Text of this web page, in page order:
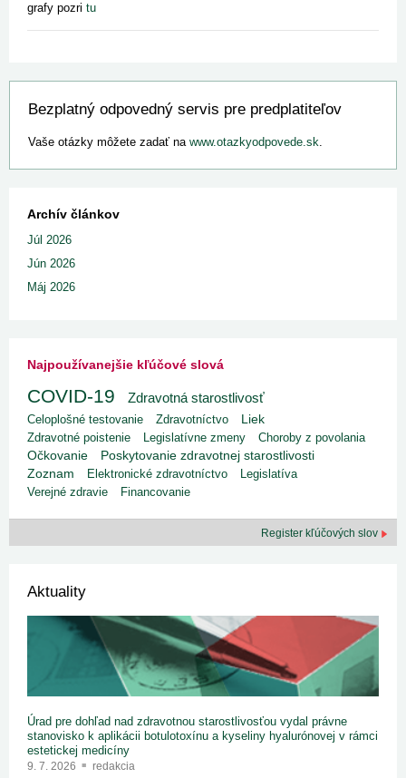
grafy pozri tu
Bezplatný odpovedný servis pre predplatiteľov
Vaše otázky môžete zadať na www.otazkyodpovede.sk.
Archív článkov
Júl 2026
Jún 2026
Máj 2026
Najpoužívanejšie kľúčové slová
COVID-19 Zdravotná starostlivosť
Celoplošné testovanie Zdravotníctvo Liek
Zdravotné poistenie Legislatívne zmeny
Choroby z povolania
Očkovanie
Poskytovanie zdravotnej starostlivosti
Zoznam Elektronické zdravotníctvo
Legislatíva
Verejné zdravie
Financovanie
Register kľúčových slov
Aktuality
Úrad pre dohľad nad zdravotnou starostlivosťou vydal právne
stanovisko k aplikácii botulotoxínu a kyseliny hyalurónovej v rámci
estetickej medicíny
9. 7. 2026 redakcia